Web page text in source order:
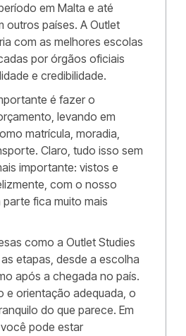
em Malta e até
outros países. A Outlet
com as melhores escolas
por órgãos oficiais
e credibilidade.
é fazer o
levando em
matrícula, moradia,
Claro, tudo isso sem
importante: vistos e
com o nosso
fica muito mais
como a Outlet Studies
etapas, desde a escolha
após a chegada no país.
e orientação adequada, o
do que parece. Em
pode estar